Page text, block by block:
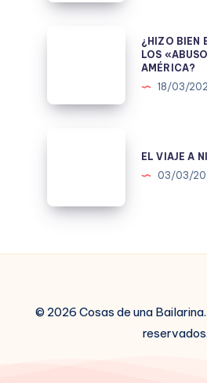
DENUNCIANDO
CONQUISTA
AMÉRICA?
¿HIZO BIEN
LOS
AMÉRICA?
18/03/
PARTE
EL VIAJE A
03/03/
© 2026 Cosas de una
reservados.